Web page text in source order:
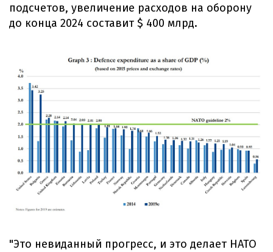
подсчетов, увеличение расходов на оборону
до конца 2024 составит $ 400 млрд.
"Это невиданный прогресс, и это делает НАТО